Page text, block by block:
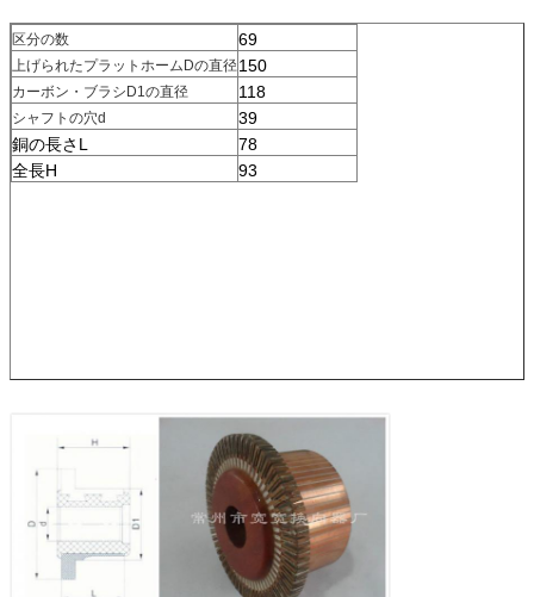
区分の数 69
上げられたプラットホームDの直径150
カーボン・ブラシD1の直径 118
シャフトの穴d
39
銅の長さL
78
全長H
93